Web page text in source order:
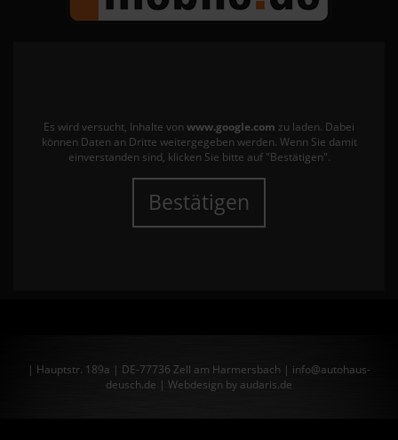
Es wird versucht, Inhalte von www.google.com zu laden. Dabei
können Daten an Dritte weitergegeben werden. Wenn Sie damit
einverstanden sind, klicken Sie bitte auf "Bestätigen".
Bestätigen
| Hauptstr. 189a | DE-77736 Zell am Harmersbach | info@autohaus-
deusch.de | Webdesign by audaris.de